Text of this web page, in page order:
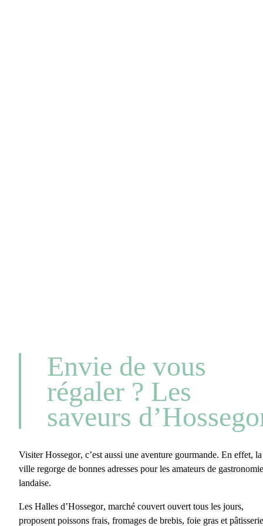
Envie de vous
régaler ? Les
saveurs
Visiter Hossegor, c’est aussi une aventure gourmande. En effet, la
ville regorge de bonnes adresses pour les amateurs de gastronomie
landaise.
Les Halles d’Hossegor, marché couvert ouvert tous les jours,
proposent poissons frais, fromages de brebis, foie gras et